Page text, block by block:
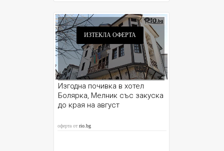
ИЗТЕКЛА ОФЕРТА
Изгодна почивка в хотел
Болярка, Мелник със закуска
до края на август
оферта отrio.bg